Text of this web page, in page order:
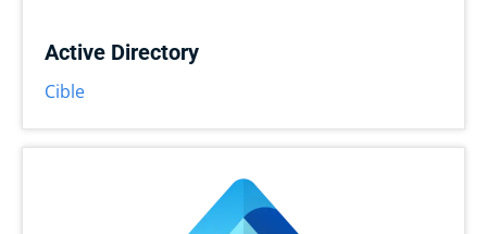
Active Directory
Cible